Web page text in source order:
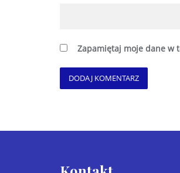
Zapamiętaj moje dane w